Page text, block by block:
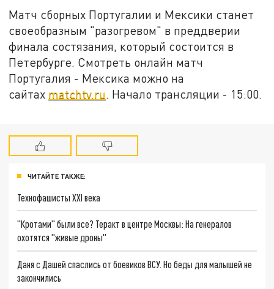
Матч сборных Португалии и Мексики станет
своеобразным "разогревом" в преддверии
финала состязания, который состоится в
Петербурге. Смотреть онлайн матч
Португалия - Мексика можно на
сайтах matchtv.ru. Начало трансляции - 15:00.
ЧИТАЙТЕ ТАКЖЕ:
Технофашисты XXI века
"Кротами" были все? Теракт в центре Москвы: На генералов
охотятся "живые дроны"
Даня с Дашей спаслись от боевиков ВСУ. Но беды для малышей не
закончились